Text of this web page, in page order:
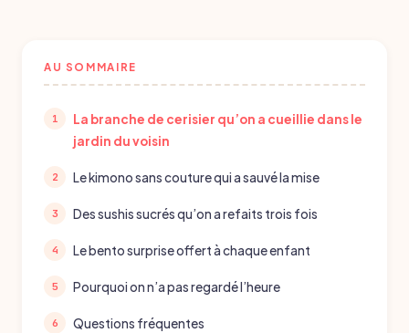
AU SOMMAIRE
La branche de cerisier qu’on a cueillie dans le
jardin du voisin
Le kimono sans couture qui a sauvé la mise
Des sushis sucrés qu’on a refaits trois fois
Le bento surprise offert à chaque enfant
Pourquoi on n’a pas regardé l’heure
Questions fréquentes